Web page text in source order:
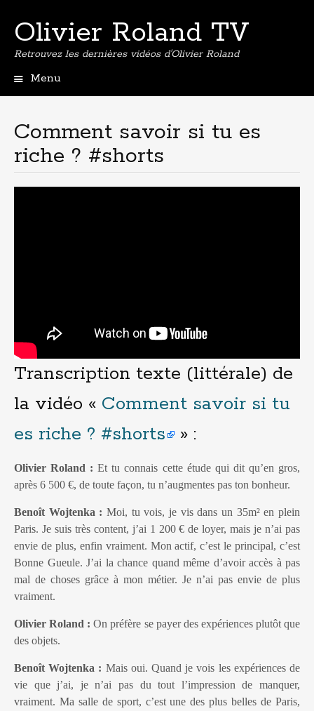
Olivier Roland TV
Retrouvez les dernières vidéos d'Olivier Roland
Menu
principal
Comment savoir si tu es
riche ? #shorts
Transcription texte (littérale) de
la vidéo « Comment savoir si tu
es riche ? #shorts
» :
Olivier Roland :Et tu connais cette étude qui dit qu’en gros,
après 6 500 €, de toute façon, tu n’augmentes pas ton bonheur.
Benoît Wojtenka : Moi, tu vois, je vis dans un 35m² en plein
Paris. Je suis très content, j’ai 1 200 € de loyer, mais je n’ai pas
envie de plus, enfin vraiment. Mon actif, c’est le principal, c’est
Bonne Gueule. J’ai la chance quand même d’avoir accès à pas
mal de choses grâce à mon métier. Je n’ai pas envie de plus
vraiment.
Olivier Roland : On préfère se payer des expériences plutôt que
des objets.
Benoît Wojtenka : Mais oui. Quand je vois les expériences de
vie que j’ai, je n’ai pas du tout l’impression de manquer,
vraiment. Ma salle de sport, c’est une des plus belles de Paris,